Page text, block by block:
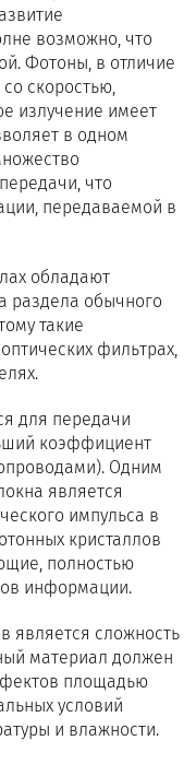
возможно, что
Фотоны, в отличие
скоростью,
излучение имеет
в одном
что
передаваемой в
обладают
раздела обычного
такие
фильтрах,
для передачи
коэффициент
Одним
является
импульса в
кристаллов
полностью
информации.
является сложность
материал должен
площадью
условий
и влажности.